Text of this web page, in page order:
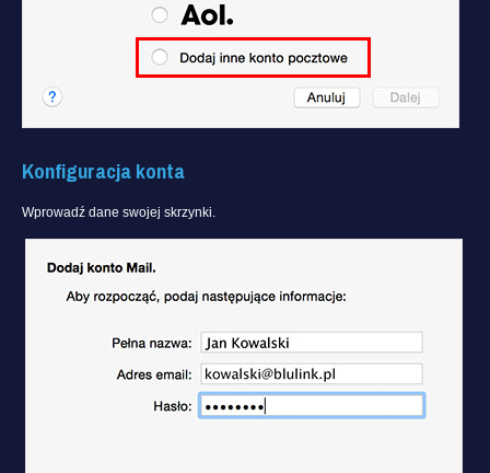
Konfiguracja konta
Wprowadź dane swojej skrzynki.